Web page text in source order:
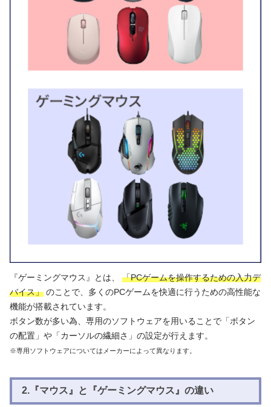
『ゲーミングマウス』とは、 「PCゲームを操作するための入力デ
バイス」 のことで、多くのPCゲームを快適に行うための高性能な
機能が搭載されています。
ボタン数が多い為、専用のソフトウェアを用いることで「ボタン
の配置」や「カーソルの繊細さ」の設定が行えます。
※専用ソフトウェアについてはメーカーによって異なります。
2.『マウス』と『ゲーミングマウス』の違い